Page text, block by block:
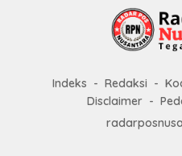
Indeks Redaksi
Disclaimer